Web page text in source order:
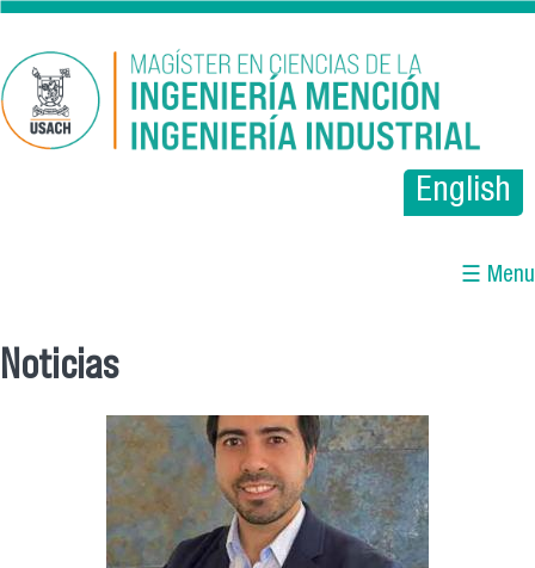
Pasar al contenido principal
English
☰ Menu
Noticias